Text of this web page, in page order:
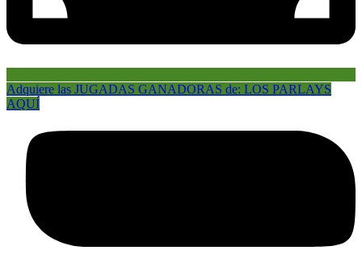
Adquiere las JUGADAS GANADORAS de: LOS PARLAYS
AQUÍ